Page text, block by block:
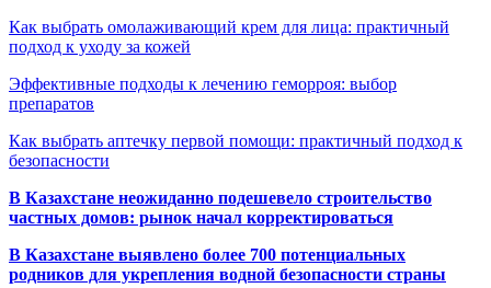
Как выбрать омолаживающий крем для лица: практичный
подход к уходу за кожей
Эффективные подходы к лечению геморроя: выбор
препаратов
Как выбрать аптечку первой помощи: практичный подход к
безопасности
В Казахстане неожиданно подешевело строительство
частных домов: рынок начал корректироваться
В Казахстане выявлено более 700 потенциальных
родников для укрепления водной безопасности страны